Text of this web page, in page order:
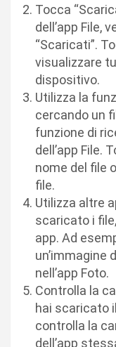
Tocca
dell’app File,
“Scaricati”.
visualizzare
dispositivo.
Utilizza la
cercando un
funzione di
dell’app File.
nome del file
file.
Utilizza altre
scaricato i
app. Ad
un’immagine
nell’app Foto.
Controlla la
hai scaricato
controlla la
dell’app